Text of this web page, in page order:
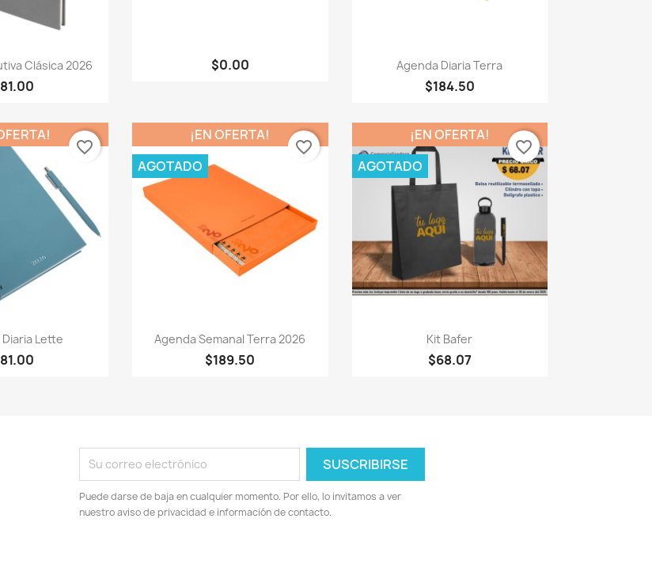
rápida
Clásica 2026 Vista rápida
$0.00 Vista rápida
Agenda Diaria Terra
$184.50
rápida
Lette
favorite_border
Vista rápida
Agenda Semanal Terra 2026
$189.50
¡EN OFERTA!
AGOTADO
favorite_border
Vista rápida
Kit Bafer
$68.07
¡EN OFERTA!
AGOTADO
favorite_border
Puede darse de baja en cualquier momento. Por ello, lo invitamos a ver
nuestro aviso de privacidad e información de contacto.